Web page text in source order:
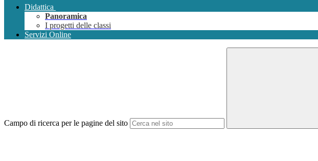
Didattica
Panoramica
I progetti delle classi
Servizi Online
Campo di ricerca per le pagine del sito